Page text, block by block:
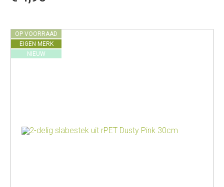
OP VOORRAAD
EIGEN MERK
NIEUW